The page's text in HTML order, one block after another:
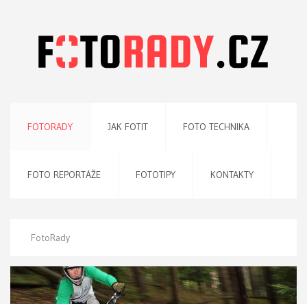
FOTORADY JAK FOTIT FOTO TECHNIKA
FOTO REPORTÁŽE FOTOTIPY KONTAKTY
FotoRady